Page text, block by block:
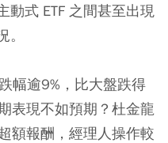
動式 ETF 之間甚至出現
幅逾9%，比大盤跌得
表現不如預期？杜金龍
額報酬，經理人操作較